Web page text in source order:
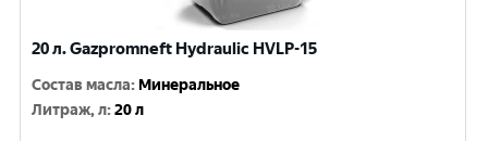
20 л. Gazpromneft Hydraulic HVLP-15
Состав масла: Минеральное
Литраж, л:20 л